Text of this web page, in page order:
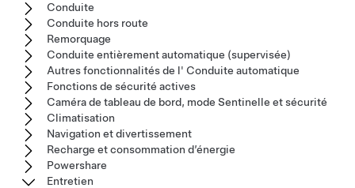
Conduite
Conduite hors route
Remorquage
Conduite entièrement automatique (supervisée)
Autres fonctionnalités de l' Conduite automatique
Fonctions de sécurité actives
Caméra de tableau de bord, mode Sentinelle et sécurité
Climatisation
Navigation et divertissement
Recharge et consommation d’énergie
Powershare
Entretien